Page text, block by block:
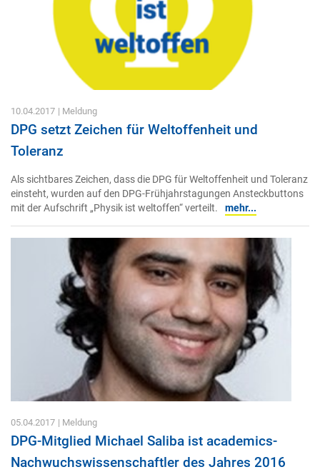
10.04.2017 | Meldung
DPG setzt Zeichen für Weltoffenheit und
Toleranz
Als sichtbares Zeichen, dass die DPG für Weltoffenheit und Toleranz
einsteht, wurden auf den DPG-Frühjahrstagungen Ansteckbuttons
mit der Aufschrift „Physik ist weltoffen“ verteilt.
mehr...
05.04.2017 | Meldung
DPG-Mitglied Michael Saliba ist academics-
Nachwuchswissenschaftler des Jahres 2016